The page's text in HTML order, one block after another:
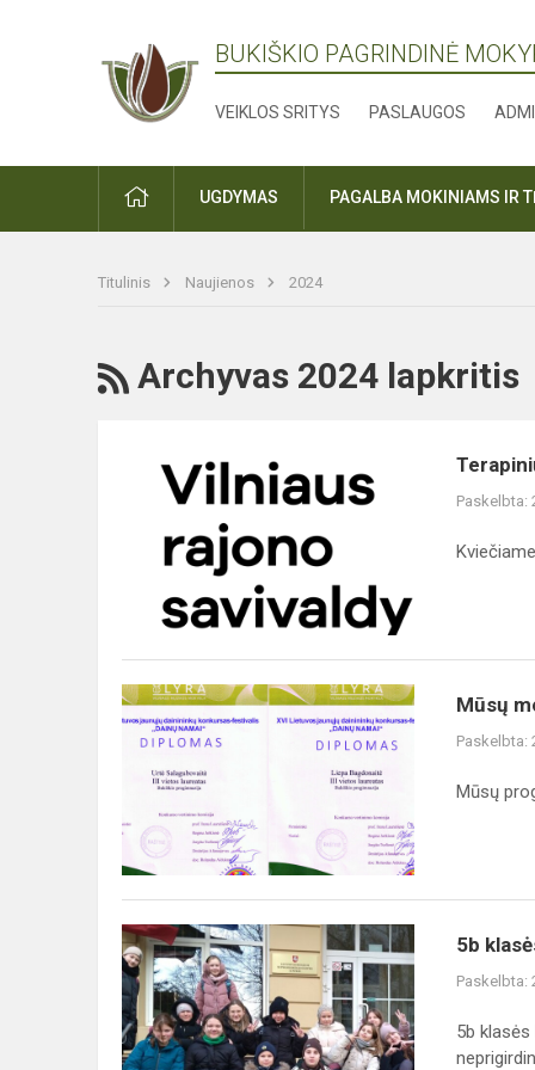
BUKIŠKIO PAGRINDINĖ
VEIKLOS SRITYS PASLAUGOS
PRADŽIAUGDYMAS PAGALBA MOKINIAMS IR
Titulinis Naujienos 2024
RSS
Archyvas 2024 lapkritis
garsų
Paskelbta:
Mūsų
mokinės
Lietuvos
jaunųjų
dainininkų
konkurso
laureat...
Mūsų
Paskelbta:
Mūsų
5b
klasės
pamoka
kitaip
Lietuvos
5b
Paskelbta:
5b